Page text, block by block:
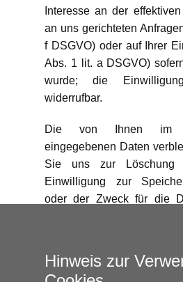
Interesse an der
an uns gerichteten
f DSGVO) oder auf Ihrer
Abs. 1 lit. a DSGVO)
wurde; die
widerrufbar.
Die von Ihnen im
eingegebenen Daten
Sie uns zur Löschung
Einwilligung zur
oder der Zweck für die
Aufbewahrungsfristen –
Hinweis zur